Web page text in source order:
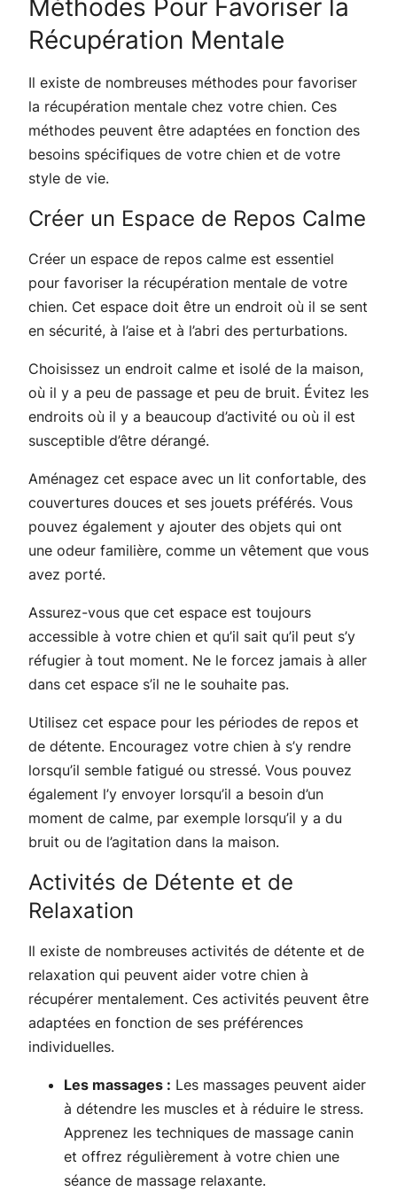
Méthodes Pour Favoriser la
Récupération Mentale
Il existe de nombreuses méthodes pour favoriser
la récupération mentale chez votre chien. Ces
méthodes peuvent être adaptées en fonction des
besoins spécifiques de votre chien et de votre
style de vie.
Créer un Espace de Repos Calme
Créer un espace de repos calme est essentiel
pour favoriser la récupération mentale de votre
chien. Cet espace doit être un endroit où il se sent
en sécurité, à l’aise et à l’abri des perturbations.
Choisissez un endroit calme et isolé de la maison,
où il y a peu de passage et peu de bruit. Évitez les
endroits où il y a beaucoup d’activité ou où il est
susceptible d’être dérangé.
Aménagez cet espace avec un lit confortable, des
couvertures douces et ses jouets préférés. Vous
pouvez également y ajouter des objets qui ont
une odeur familière, comme un vêtement que vous
avez porté.
Assurez-vous que cet espace est toujours
accessible à votre chien et qu’il sait qu’il peut s’y
réfugier à tout moment. Ne le forcez jamais à aller
dans cet espace s’il ne le souhaite pas.
Utilisez cet espace pour les périodes de repos et
de détente. Encouragez votre chien à s’y rendre
lorsqu’il semble fatigué ou stressé. Vous pouvez
également l’y envoyer lorsqu’il a besoin d’un
moment de calme, par exemple lorsqu’il y a du
bruit ou de l’agitation dans la maison.
Activités de Détente et de
Relaxation
Il existe de nombreuses activités de détente et de
relaxation qui peuvent aider votre chien à
récupérer mentalement. Ces activités peuvent être
adaptées en fonction de ses préférences
individuelles.
Les massages : Les massages peuvent aider
à détendre les muscles et à réduire le stress.
Apprenez les techniques de massage canin
et offrez régulièrement à votre chien une
séance de massage relaxante.